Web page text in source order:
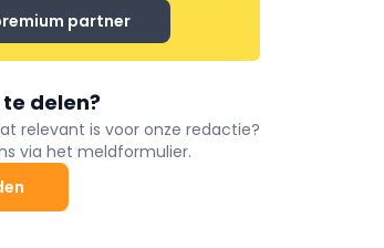
partner
delen?
relevant is voor onze redactie?
via het meldformulier.